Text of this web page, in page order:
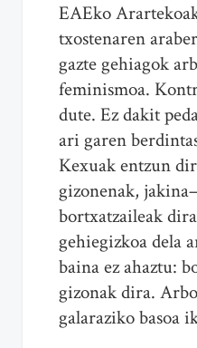
EAEko
txostenaren
gazte gehiagok
feminismoa.
dute. Ez dakit
ari garen
Kexuak entzun
gizonenak,
bortxatzaileak
gehiegizkoa dela
baina ez ahaztu:
gizonak dira.
galaraziko basoa